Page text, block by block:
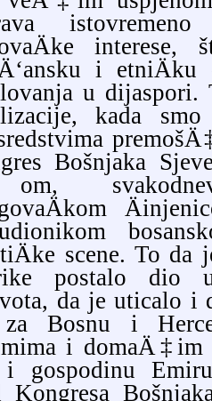
i etniÄku
u
kada
Bošnjaka
scene. To da
postalo dio
da je uticalo i
Bosnu i
i
i gospodinu
Kongresa